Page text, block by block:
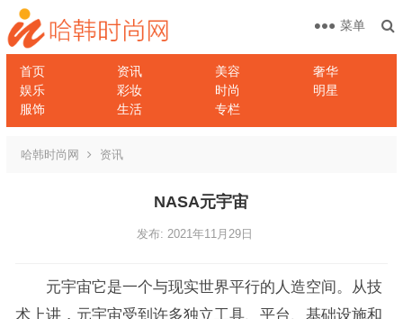
首页 资讯 美容
奢华
娱乐
彩妆 时尚
明星
服饰
生活 专栏
菜单
哈韩时尚网 资讯
NASA元宇宙
发布: 2021年11月29日
元宇宙它是一个与现实世界平行的人造空间。从技
术上讲，元宇宙受到许多独立工具、平台、基础设施和